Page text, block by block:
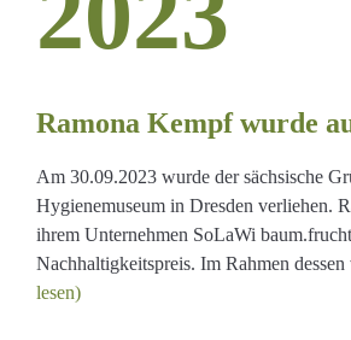
Ramona Kempf wurde
Am 30.09.2023 wurde der sächsische
Hygienemuseum in Dresden verliehen.
ihrem Unternehmen SoLaWi
Nachhaltigkeitspreis. Im Rahmen dessen
lesen)